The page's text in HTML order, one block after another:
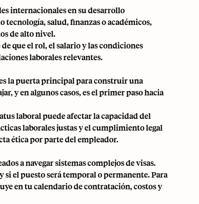
internacionales en su desarrollo
tecnología, salud, finanzas o académicos,
de alto nivel.
que el rol, el salario y las condiciones
laborales relevantes.
la puerta principal para construir una
y en algunos casos, es el primer paso hacia
laboral puede afectar la capacidad del
laborales justas y el cumplimiento legal
ética por parte del empleador.
a navegar sistemas complejos de visas.
el puesto será temporal o permanente. Para
en tu calendario de contratación, costos y